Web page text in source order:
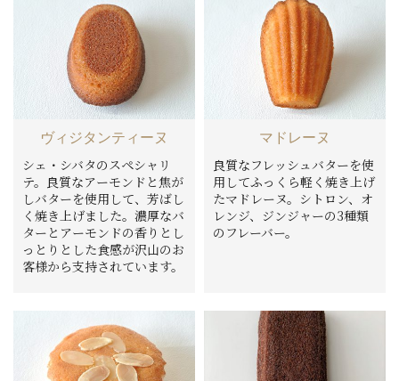
ヴィジタンティーヌ
シェ・シバタのスペシャリ
テ。良質なアーモンドと焦が
しバターを使用して、芳ばし
く焼き上げました。濃厚なバ
ターとアーモンドの香りとし
っとりとした食感が沢山のお
客様から支持されています。
マドレーヌ
良質なフレッシュバターを使
用してふっくら軽く焼き上げ
たマドレーヌ。シトロン、オ
レンジ、ジンジャーの3種類
のフレーバー。